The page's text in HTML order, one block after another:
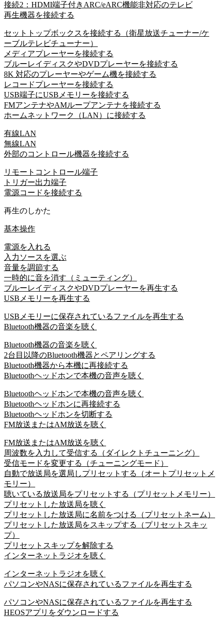
接続2：HDMI端子付きARC/eARC機能非対応のテレビ
再生機器を接続する
セットトップボックスを接続する（衛星放送チューナー/ケ
ーブルテレビチューナー）
メディアプレーヤーを接続する
ブルーレイディスクやDVDプレーヤーを接続する
8K 対応のプレーヤーやゲーム機を接続する
レコードプレーヤーを接続する
USB端子にUSBメモリーを接続する
FMアンテナやAMループアンテナを接続する
ホームネットワーク（LAN）に接続する
有線LAN
無線LAN
外部のコントロール機器を接続する
リモートコントロール端子
トリガー出力端子
電源コードを接続する
再生のしかた
基本操作
電源を入れる
入力ソースを選ぶ
音量を調節する
一時的に音を消す（ミューティング）
ブルーレイディスクやDVDプレーヤーを再生する
USBメモリーを再生する
USBメモリーに保存されているファイルを再生する
Bluetooth機器の音楽を聴く
Bluetooth機器の音楽を聴く
2台目以降のBluetooth機器とペアリングする
Bluetooth機器から本機に再接続する
Bluetoothヘッドホンで本機の音声を聴く
Bluetoothヘッドホンで本機の音声を聴く
Bluetoothヘッドホンに再接続する
Bluetoothヘッドホンを切断する
FM放送またはAM放送を聴く
FM放送またはAM放送を聴く
周波数を入力して受信する（ダイレクトチューニング）
受信モードを変更する（チューニングモード）
自動で放送局を選局しプリセットする（オートプリセットメ
モリー）
聴いている放送局をプリセットする（プリセットメモリー）
プリセットした放送局を聴く
プリセットした放送局に名前をつける（プリセットネーム）
プリセットした放送局をスキップする（プリセットスキッ
プ）
プリセットスキップを解除する
インターネットラジオを聴く
インターネットラジオを聴く
パソコンやNASに保存されているファイルを再生する
パソコンやNASに保存されているファイルを再生する
HEOSアプリをダウンロードする